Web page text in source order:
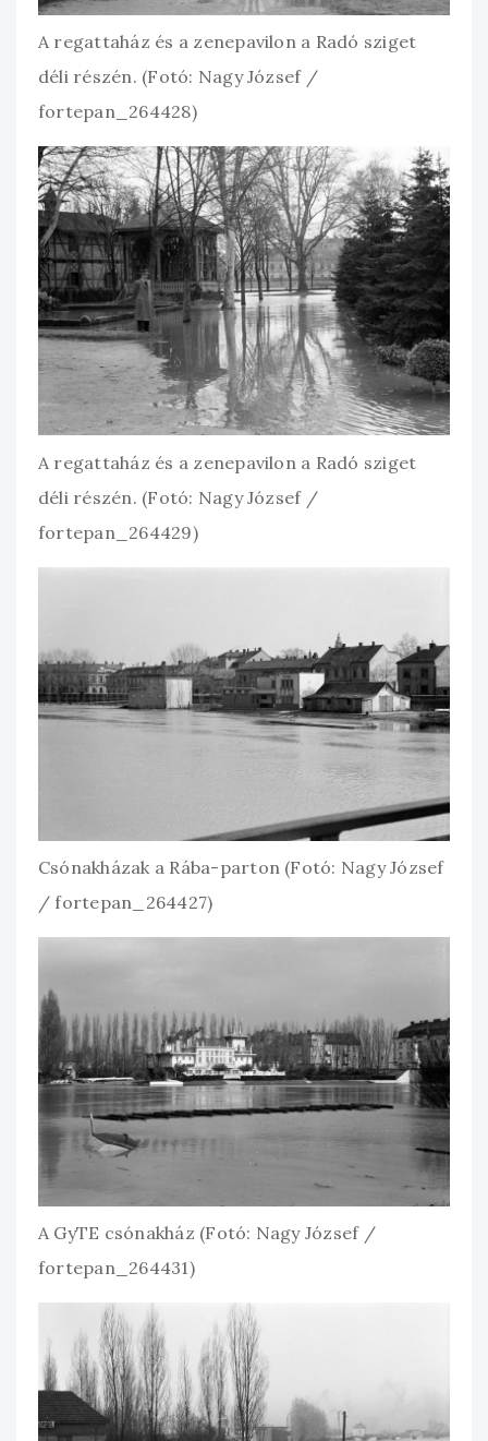
A regattaház és a zenepavilon a Radó sziget
déli részén. (Fotó: Nagy József /
fortepan_264428)
A regattaház és a zenepavilon a Radó sziget
déli részén. (Fotó: Nagy József /
fortepan_264429)
Csónakházak a Rába-parton (Fotó: Nagy József
/ fortepan_264427)
A GyTE csónakház (Fotó: Nagy József /
fortepan_264431)